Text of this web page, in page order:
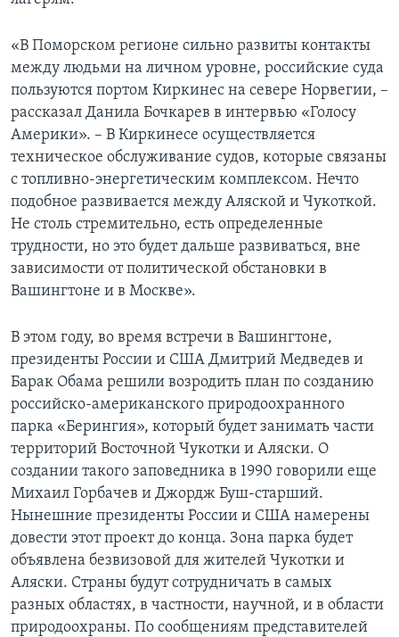
«В Поморском регионе сильно развиты контакты
между людьми на личном уровне, российские суда
пользуются портом Киркинес на севере Норвегии, –
рассказал Данила Бочкарев в интервью «Голосу
Америки». – В Киркинесе осуществляется
техническое обслуживание судов, которые связаны
с топливно-энергетическим комплексом. Нечто
подобное развивается между Аляской и Чукоткой.
Не столь стремительно, есть определенные
трудности, но это будет дальше развиваться, вне
зависимости от политической обстановки в
Вашингтоне и в Москве».
В этом году, во время встречи в Вашингтоне,
президенты России и США Дмитрий Медведев и
Барак Обама решили возродить план по созданию
российско-американского природоохранного
парка «Берингия», который будет занимать части
территорий Восточной Чукотки и Аляски. О
создании такого заповедника в 1990 говорили еще
Михаил Горбачев и Джордж Буш-старший.
Нынешние президенты России и США намерены
довести этот проект до конца. Зона парка будет
объявлена безвизовой для жителей Чукотки и
Аляски. Страны будут сотрудничать в самых
разных областях, в частности, научной, и в области
природоохраны. По сообщениям представителей